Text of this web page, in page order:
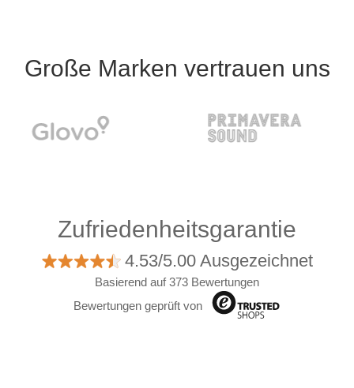
Große Marken vertrauen uns
Zufriedenheitsgarantie
4.53/5.00 Ausgezeichnet
Basierend auf 373 Bewertungen
Bewertungen geprüft von